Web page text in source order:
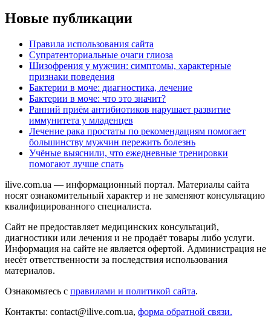
Новые публикации
Правила использования сайта
Супратенториальные очаги глиоза
Шизофрения у мужчин: симптомы, характерные
признаки поведения
Бактерии в моче: диагностика, лечение
Бактерии в моче: что это значит?
Ранний приём антибиотиков нарушает развитие
иммунитета у младенцев
Лечение рака простаты по рекомендациям помогает
большинству мужчин пережить болезнь
Учёные выяснили, что ежедневные тренировки
помогают лучше спать
ilive.com.ua — информационный портал. Материалы сайта
носят ознакомительный характер и не заменяют консультацию
квалифицированного специалиста.
Сайт не предоставляет медицинских консультаций,
диагностики или лечения и не продаёт товары либо услуги.
Информация на сайте не является офертой. Администрация не
несёт ответственности за последствия использования
материалов.
Ознакомьтесь с правилами и политикой сайта.
Контакты: contact@ilive.com.ua, форма обратной связи.